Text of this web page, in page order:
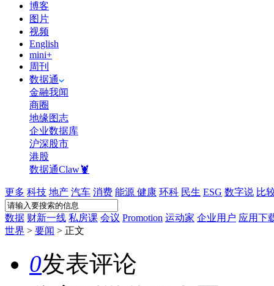
博客
图片
视频
English
mini+
周刊
数据通
金融我闻
商圈
地缘图志
企业数据库
沪深股市
港股
数据通Claw🦞
更多 科技 地产 汽车 消费 能源 健康 环科 民生 ESG 数字说 比
数据 财新一线 私房课 会议 Promotion 运动家 企业用户 应用下
世界 > 要闻 > 正文
0发表评论